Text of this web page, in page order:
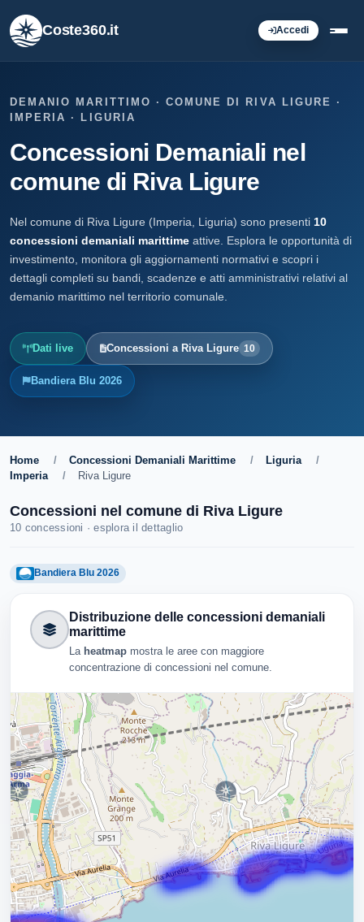
Coste360.it Accedi
DEMANIO MARITTIMO · COMUNE DI RIVA LIGURE ·
IMPERIA · LIGURIA
Concessioni Demaniali nel
comune di Riva Ligure
Nel comune di Riva Ligure (Imperia, Liguria) sono presenti 10
concessioni demaniali marittime attive. Esplora le opportunità di
investimento, monitora gli aggiornamenti normativi e scopri i
dettagli completi su bandi, scadenze e atti amministrativi relativi al
demanio marittimo nel territorio comunale.
Dati live Concessioni a Riva Ligure 10
Bandiera Blu 2026
Home / Concessioni Demaniali Marittime / Liguria
/
Imperia
/ Riva Ligure
Concessioni nel comune di Riva Ligure
10 concessioni · esplora il dettaglio
Bandiera Blu 2026
Distribuzione delle concessioni demaniali
marittime
La heatmap mostra le aree con maggiore
concentrazione di concessioni nel comune.